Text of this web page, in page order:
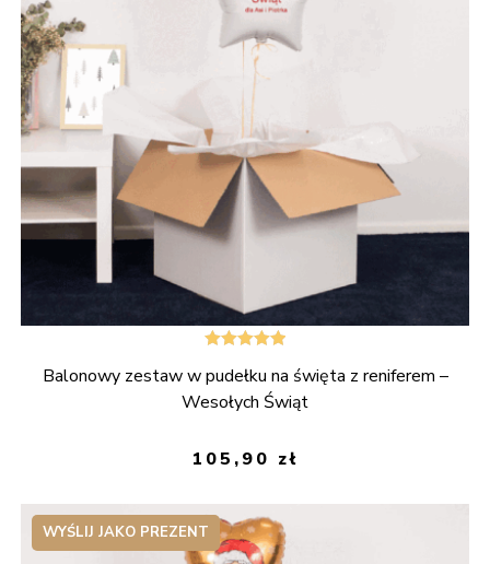
5.00na 5
Balonowy zestaw w pudełku na święta z reniferem –
Wesołych Świąt
105,90 zł
WYŚLIJ JAKO PREZENT